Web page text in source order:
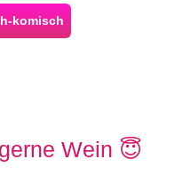
komisch
Wein 😇